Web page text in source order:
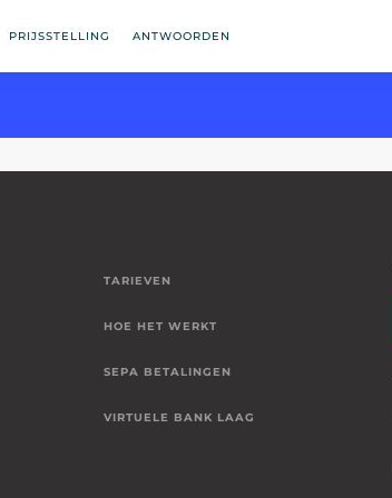
PRIJSSTELLING ANTWOORDEN
TARIEVEN
HOE HET WERKT
SEPA BETALINGEN
VIRTUELE BANK LAAG